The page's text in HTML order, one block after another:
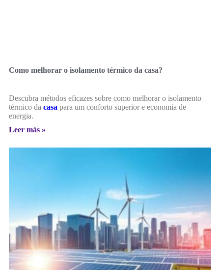
Como melhorar o isolamento térmico da casa?
Descubra métodos eficazes sobre como melhorar o isolamento
térmico da casa para um conforto superior e economia de
energia.
Leer más »